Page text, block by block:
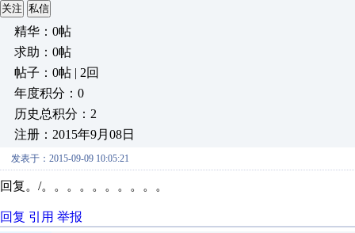
关注 私信
精华：0帖
求助：0帖
帖子：0帖 | 2回
年度积分：0
历史总积分：2
注册：2015年9月08日
发表于：2015-09-09 10:05:21
回复。/。。。。。。。。。。
回复 引用 举报